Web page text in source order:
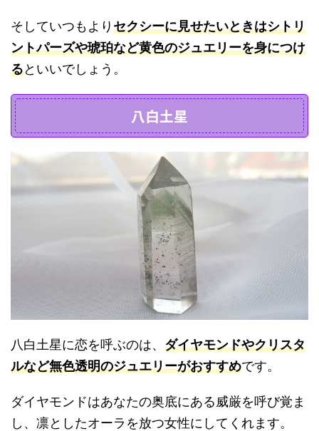
そしていつもよりセクシーに見せたいときはシトリ
ントパーズや琥珀など黄色のジュエリーを身につけ
るといいでしょう。
八白土星
八白土星に恋を呼ぶのは、 ダイヤモンドやクリスタ
ルなど無色透明のジュエリーがおすすめです。
ダイヤモンドはあなたの奥底にある威厳を呼び覚ま
し、凛としたオーラを放つ女性にしてくれます。